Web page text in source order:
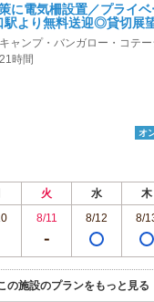
に電気柵設置／プライ
駅より無料送迎◎貸切展
ァミリー・カップル・友
キャンプ・バンガロー・コテー
21時間
オ
火 水 木
8/11 8/12 8/
の施設のプランをもっと見る